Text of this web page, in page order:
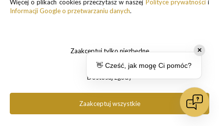
Polityki prywatności
.
Copyright 2025 Pancernik.eu. All rights reserved.
✕
👋 Cześć, jak mogę Ci pomóc?
Więcej o plikach cookies przeczytasz w naszej Polityce prywatnościi
Informacji Google o przetwarzaniu danych.
Zaakceptuj tylko niezbędne
Dostosuj zgody
Zaakceptuj wszystkie